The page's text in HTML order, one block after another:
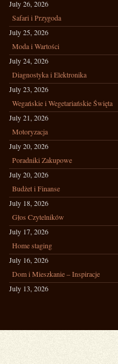
July 26, 2026
Safari i Przygoda
July 25, 2026
Moda i Wartości
July 24, 2026
Diagnostyka i Elektronika
July 23, 2026
Wegańskie i Wegetariańskie Święta
July 21, 2026
Motoryzacja
July 20, 2026
Poradniki Zakupowe
July 20, 2026
Budżet i Finanse
July 18, 2026
Głos Czytelników
July 17, 2026
Home staging
July 16, 2026
Dom i Mieszkanie – Inspiracje
July 13, 2026